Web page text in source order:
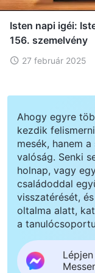
Isten napi igéi:
156. szemelvény
27 február 2025
Ahogy egyre
kezdik
mesék, hanem
valóság. Senki
holnap, vagy
családoddal
visszatérését,
oltalma alatt,
a